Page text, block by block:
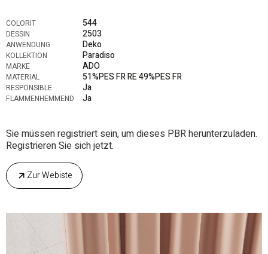
COLORIT 544
DESSIN 2503
ANWENDUNG Deko
KOLLEKTION Paradiso
MARKE ADO
MATERIAL 51%PES FR RE 49%PES FR
RESPONSIBLE Ja
FLAMMENHEMMEND Ja
Sie müssen registriert sein, um dieses PBR herunterzuladen.
Registrieren Sie sich jetzt.
Zur Webiste